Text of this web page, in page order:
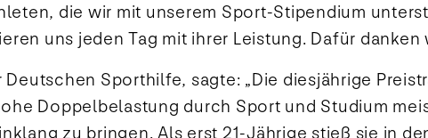
die wir mit unserem Sport-Stipendium
uns jeden Tag mit ihrer Leistung. Dafür danken
Sporthilfe, sagte: „Die diesjährige
Doppelbelastung durch Sport und Studium